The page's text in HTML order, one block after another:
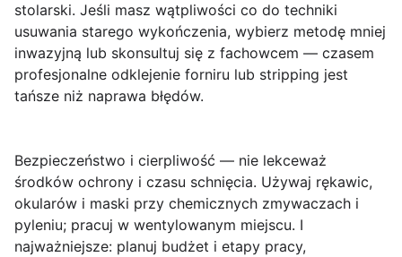
stolarski. Jeśli masz wątpliwości co do techniki
usuwania starego wykończenia, wybierz metodę mniej
inwazyjną lub skonsultuj się z fachowcem — czasem
profesjonalne odklejenie forniru lub stripping jest
tańsze niż naprawa błędów.
Bezpieczeństwo i cierpliwość — nie lekceważ
środków ochrony i czasu schnięcia. Używaj rękawic,
okularów i maski przy chemicznych zmywaczach i
pyleniu; pracuj w wentylowanym miejscu. I
najważniejsze: planuj budżet i etapy pracy,